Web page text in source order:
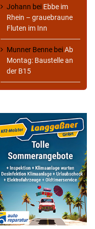
Johann bei Ebbe im
Rhein – grauebraune
Fluten im Inn
Munner Benne beiAb
Montag: Baustelle an
der B15